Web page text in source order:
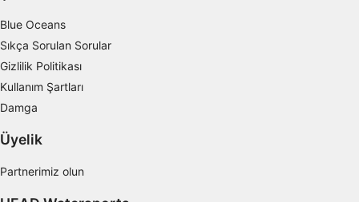
Blue Oceans
Sıkça Sorulan Sorular
Gizlilik Politikası
Kullanım Şartları
Damga
Üyelik
Partnerimiz olun
Reklam performansını ölçmek
İçerik performansını ölçmek
İstatistikler veya farklı kaynaklardan gelen
anlamak
Hizmetleri geliştirmek ve iyileştirmek